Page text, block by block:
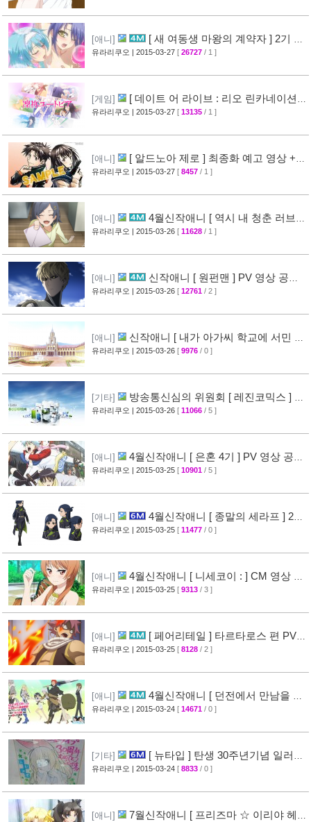
[애니]
[ 새 여동생 마왕의 계약자 ] 2기 제
작 결정 + 티저 영상 공개 [45]
유라리쿠오 | 2015-03-27 [ 26727 / 1 ]
[게임]
[ 데이트 어 라이브 : 리오 린카네이션 ]
PV 영상 공개 [36]
유라리쿠오 | 2015-03-27 [ 13135 / 1 ]
[애니]
[ 알드노아 제로 ] 최종화 예고 영상 +
만화 신작 발매 정보 [40]
유라리쿠오 | 2015-03-27 [ 8457 / 1 ]
[애니]
4월신작애니 [ 역시 내 청춘 러브코
메디는 잘못됐다 속 ] 2차 PV 영상 공개
유라리쿠오 | 2015-03-26 [ 11628 / 1 ]
[애니]
신작애니 [ 원펀맨 ] PV 영상 공개 (
onepunchman ) [49]
유라리쿠오 | 2015-03-26 [ 12761 / 2 ]
[애니]
신작애니 [ 내가 아가씨 학교에 서민 샘
플로 겟츠당한 사건 ] 티저 영상 공개
유라리쿠오 | 2015-03-26 [ 9976 / 0 ]
[기타]
방송통신심의 위원회 [ 레진코믹스 ] 접
속 차단 보류 소식 [51]
유라리쿠오 | 2015-03-26 [ 11066 / 5 ]
[애니]
4월신작애니 [ 은혼 4기 ] PV 영상 공
개 [67]
유라리쿠오 | 2015-03-25 [ 10901 / 5 ]
[애니]
4월신작애니 [ 종말의 세라프 ] 2차
PV 영상 공개 [32]
유라리쿠오 | 2015-03-25 [ 11477 / 0 ]
[애니]
4월신작애니 [ 니세코이 : ] CM 영상 공
개 [47]
유라리쿠오 | 2015-03-25 [ 9313 / 3 ]
[애니]
[ 페어리테일 ] 타르타로스 편 PV
영상 공개 ( FAIRY TAIL ) [32]
유라리쿠오 | 2015-03-25 [ 8128 / 2 ]
[애니]
4월신작애니 [ 던전에서 만남을 추
구하면 안되는 걸까? ] 2차 PV 영상 공개
유라리쿠오 | 2015-03-24 [ 14671 / 0 ]
[기타]
[ 뉴타입 ] 탄생 30주년기념 일러스
트 + [ A-1 Pictures ] 10주년 기념 일러스트 공
유라리쿠오 | 2015-03-24 [ 8833 / 0 ]
[애니] 7월신작애니 [ 프리즈마 ☆ 이리야 헤